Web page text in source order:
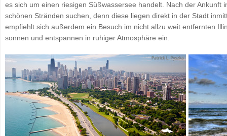
es sich um einen riesigen Süßwassersee handelt. Nach der Ankunft
schönen Stränden suchen, denn diese liegen direkt in der Stadt
empfiehlt sich außerdem ein Besuch im nicht allzu weit entfernten
sonnen und entspannen in ruhiger Atmosphäre ein.